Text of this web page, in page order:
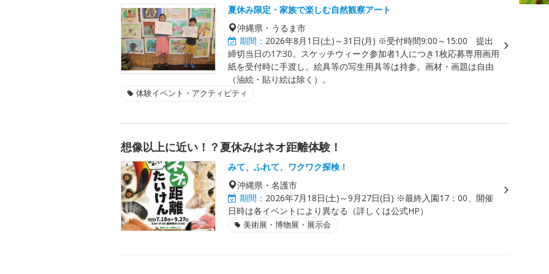
夏休み限定・家族で楽しむ自然観察アート
沖縄県・うるま市
期間： 2026年8月1日(土)～31日(月) ※受付時間9:00～15:00 提出
締切当日の17:30。スケッチウィーク参加者1人につき1枚応募専用画用
紙を受付時に手渡し。絵具等の写生用具等は持参。画材・画題は自由
（油絵・貼り絵は除く）。
体験イベント・アクティビティ
想像以上に近い！？夏休みはネオ距離体験！
みて、ふれて、ワクワク探検！
沖縄県・名護市
期間： 2026年7月18日(土)～9月27日(日) ※最終入園17：00、開催
日時は各イベントにより異なる（詳しくは公式HP）
美術展・博物展・展示会